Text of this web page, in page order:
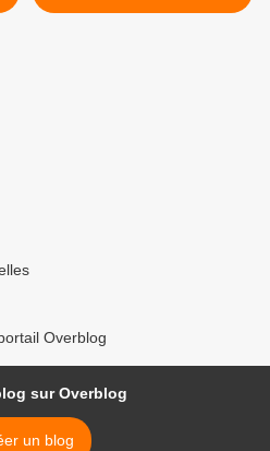
Overblog
sur Overblog
un blog